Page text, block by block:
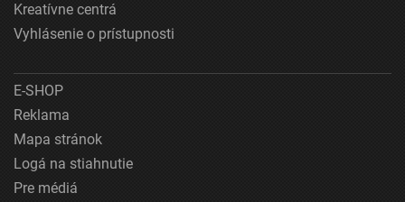
Kreatívne centrá
Vyhlásenie o prístupnosti
E-SHOP
Reklama
Mapa stránok
Logá na stiahnutie
Pre médiá